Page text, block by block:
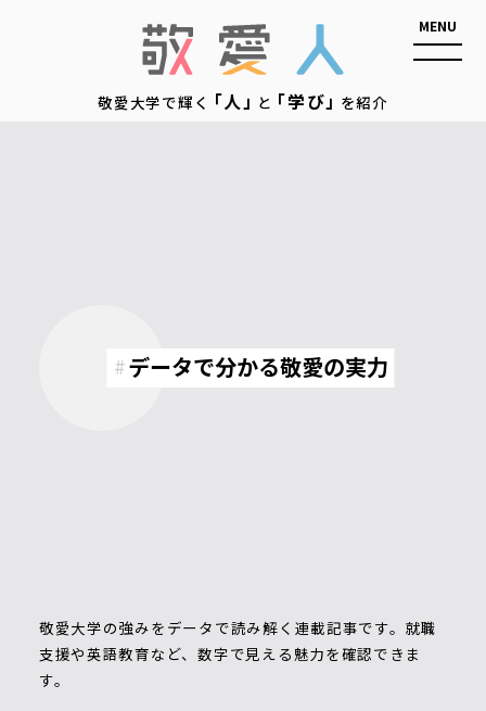
敬愛大学で輝く「人」と「学び」を紹介
データで分かる敬愛の実力
敬愛大学の強みをデータで読み解く連載記事です。就職
支援や英語教育など、数字で見える魅力を確認できま
す。